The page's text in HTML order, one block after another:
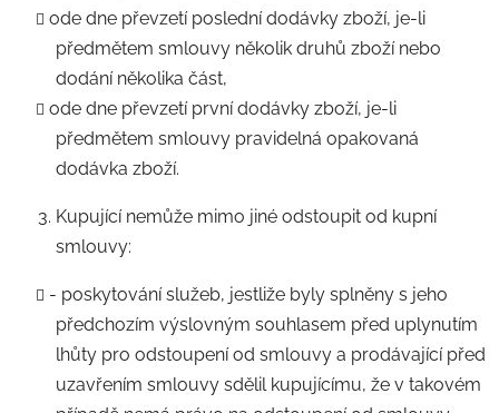
ode dne převzetí poslední dodávky zboží, je-li
předmětem smlouvy několik druhů zboží nebo
dodání několika část,
ode dne převzetí první dodávky zboží, je-li
předmětem smlouvy pravidelná opakovaná
dodávka zboží.
Kupující nemůže mimo jiné odstoupit od kupní
smlouvy:
- poskytování služeb, jestliže byly splněny s jeho
předchozím výslovným souhlasem před uplynutím
lhůty pro odstoupení od smlouvy a prodávající před
uzavřením smlouvy sdělil kupujícímu, že v takovém